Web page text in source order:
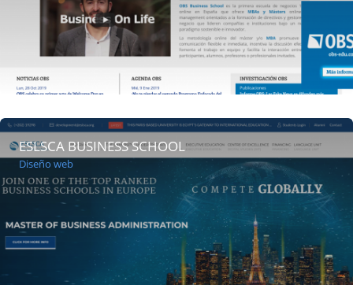
ESLSCA BUSINESS SCHOOL
Diseño web